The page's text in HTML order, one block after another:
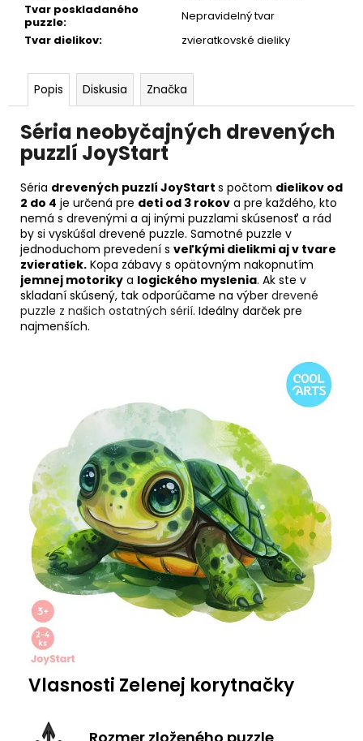
Tvar poskladaného
puzzle:
Nepravidelný tvar
Tvar dielikov: zvieratkovské dieliky
Popis Diskusia Značka
Séria neobyčajných drevených
puzzlí JoyStart
Séria drevených puzzlí JoyStart s počtom dielikov od
2 do 4 je určená pre deti od 3 rokov a pre každého, kto
nemá s drevenými a aj inými puzzlami skúsenosť a rád
by si vyskúšal drevené puzzle. Samotné puzzle v
jednoduchom prevedení s veľkými dielikmi aj v tvare
zvieratiek. Kopa zábavy s opätovným nakopnutím
jemnej motoriky a logického myslenia. Ak ste v
skladaní skúsený, tak odporúčame na výber drevené
puzzle z našich ostatných sérií. Ideálny darček pre
najmenších.
Vlasnosti Zelenej korytnačky